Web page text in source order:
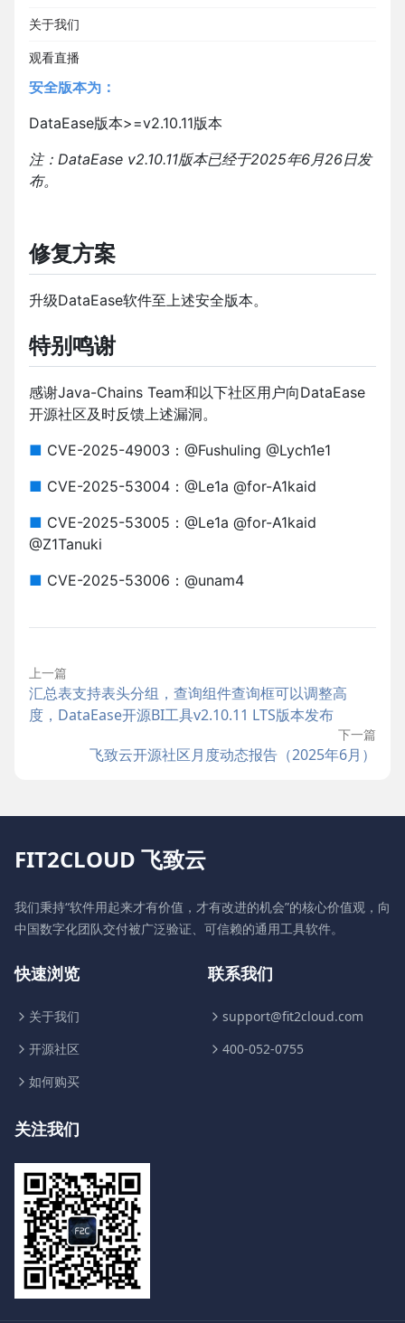
关于我们
观看直播
以上漏洞影响版本为：
DataEase v2.10.11之前的版本
安全版本为：
DataEase版本>=v2.10.11版本
注：DataEase v2.10.11版本已经于2025年6月26日发
布。
修复方案
升级DataEase软件至上述安全版本。
特别鸣谢
感谢Java-Chains Team和以下社区用户向DataEase
开源社区及时反馈上述漏洞。
■ CVE-2025-49003：@Fushuling @Lych1e1
■ CVE-2025-53004：@Le1a @for-A1kaid
■ CVE-2025-53005：@Le1a @for-A1kaid
@Z1Tanuki
■ CVE-2025-53006：@unam4
上一篇
汇总表支持表头分组，查询组件查询框可以调整高
度，DataEase开源BI工具v2.10.11 LTS版本发布
下一篇
飞致云开源社区月度动态报告（2025年6月）
FIT2CLOUD 飞致云
我们秉持“软件用起来才有价值，才有改进的机会”的核心价值观，向
中国数字化团队交付被广泛验证、可信赖的通用工具软件。
快速浏览
关于我们
开源社区
如何购买
联系我们
support@fit2cloud.com
400-052-0755
关注我们